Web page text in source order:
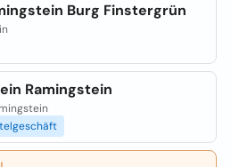
Burg Finstergrün
Ramingstein